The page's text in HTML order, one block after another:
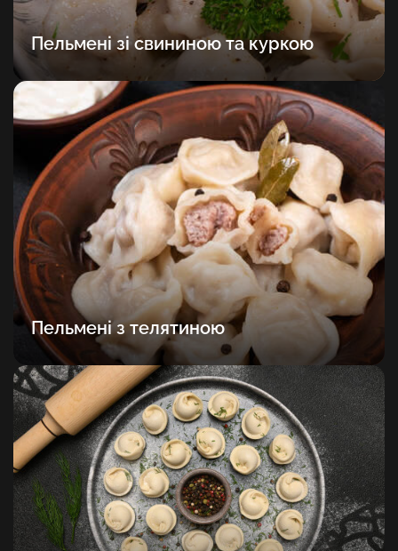
Пельмені зі свининою та куркою
Пельмені з телятиною